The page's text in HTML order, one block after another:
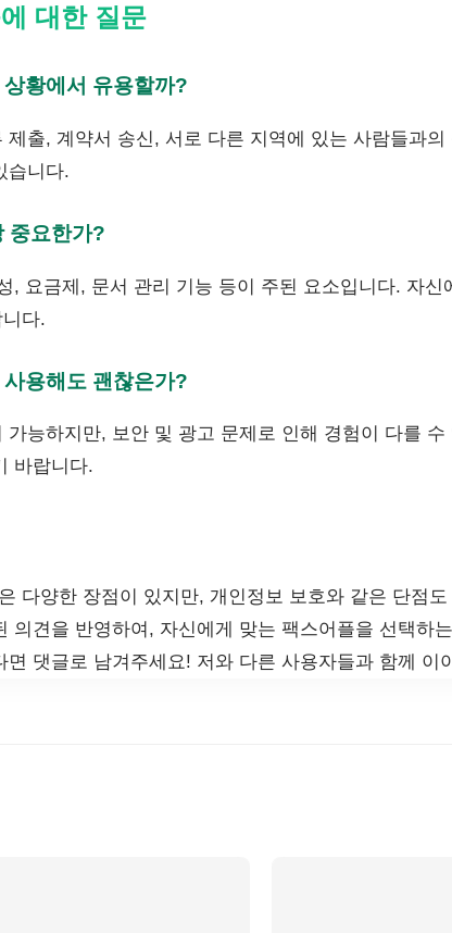
대한 질문
황에서 유용할까?
제출, 계약서 송신, 서로 다른 지역에 있는 사람들과
습니다.
중요한가?
, 요금제, 문서 관리 기능 등이 주된 요소입니다. 자신
다.
용해도 괜찮은가?
가능하지만, 보안 및 광고 문제로 인해 경험이 다를
바랍니다.
다양한 장점이 있지만, 개인정보 보호와 같은 단점
의견을 반영하여, 자신에게 맞는 팩스어플을 선택하
면 댓글로 남겨주세요! 저와 다른 사용자들과 함께 이